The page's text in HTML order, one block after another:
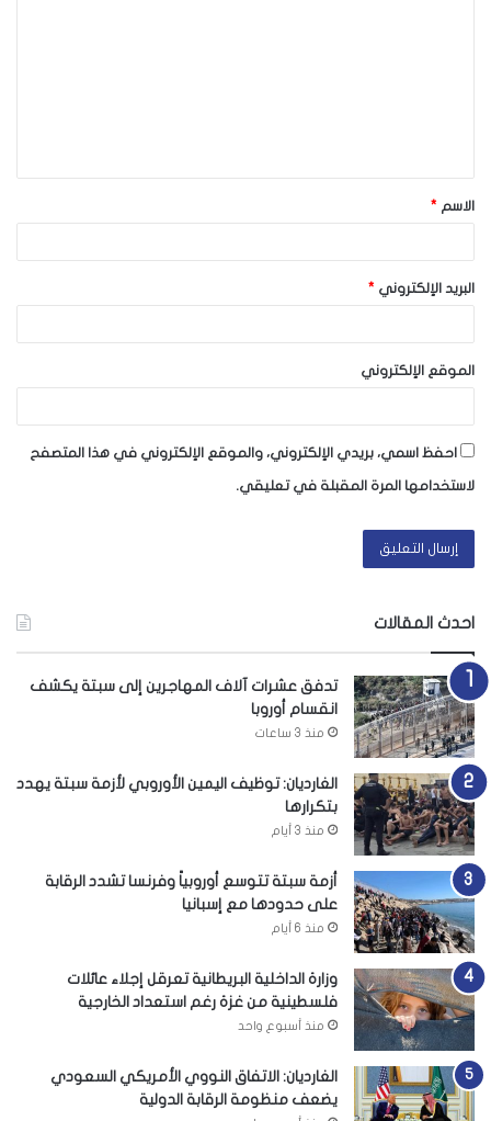
ق
*الاسم *
البريد الإلكتروني *
الموقع الإلكتروني
احفظ اسمي، بريدي الإلكتروني، والموقع الإلكتروني في هذا المتصفح
لاستخدامها المرة المقبلة في تعليقي.
احدث المقالات
تدفق عشرات آلاف المهاجرين إلى سبتة يكشف
انقسام أوروبا
منذ 3 ساعات
الغارديان: توظيف اليمين الأوروبي لأزمة سبتة يهدد
بتكرارها
منذ 3 أيام
أزمة سبتة تتوسع أوروبياً وفرنسا تشدد الرقابة
على حدودها مع إسبانيا
منذ 6 أيام
وزارة الداخلية البريطانية تعرقل إجلاء عائلات
فلسطينية من غزة رغم استعداد الخارجية
منذ أسبوع واحد
الغارديان: الاتفاق النووي الأمريكي السعودي
يضعف منظومة الرقابة الدولية